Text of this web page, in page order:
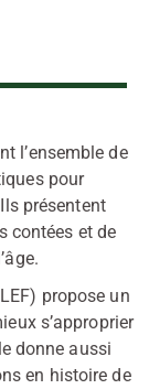
l’ensemble de
pour
présentent
contées et de
propose un
s’approprier
donne aussi
en histoire de